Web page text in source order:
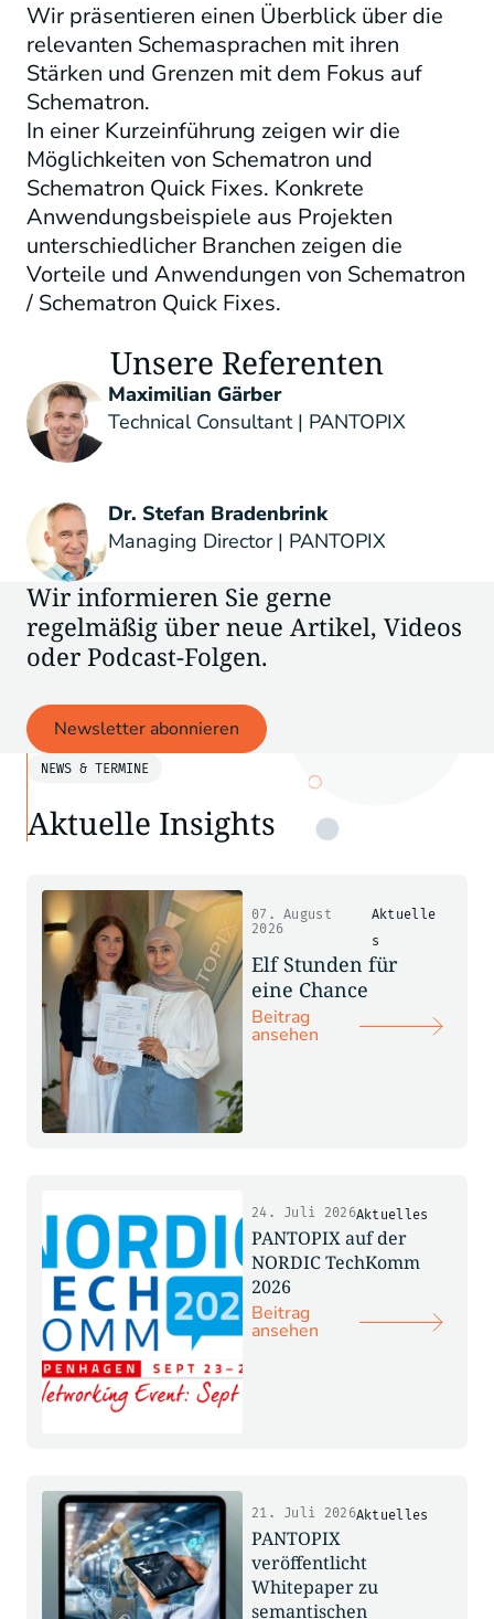
Wir präsentieren einen Überblick über die
relevanten Schemasprachen mit ihren
Stärken und Grenzen mit dem Fokus auf
Schematron.
In einer Kurzeinführung zeigen wir die
Möglichkeiten von Schematron und
Schematron Quick Fixes. Konkrete
Anwendungsbeispiele aus Projekten
unterschiedlicher Branchen zeigen die
Vorteile und Anwendungen von Schematron
/ Schematron Quick Fixes.
Unsere Referenten
Maximilian Gärber
Technical Consultant | PANTOPIX
Dr. Stefan Bradenbrink
Managing Director | PANTOPIX
Wir informieren Sie gerne
regelmäßig über neue Artikel, Videos
oder Podcast-Folgen.
Newsletter abonnieren
NEWS & TERMINE
Aktuelle Insights
Aktuelle
s
07. August
2026
Elf Stunden für
eine Chance
Beitrag
ansehen
Aktuelles
24. Juli 2026
PANTOPIX auf der
NORDIC TechKomm
2026
Beitrag
ansehen
Aktuelles
21. Juli 2026
PANTOPIX
veröffentlicht
Whitepaper zu
semantischen